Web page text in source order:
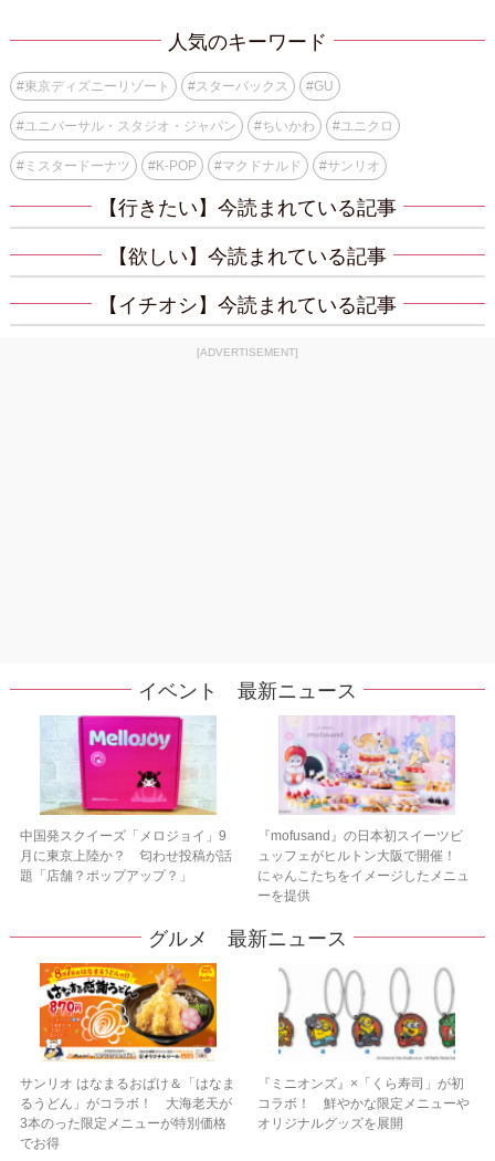
人気のキーワード
#東京ディズニーリゾート #スターバックス #GU
#ユニバーサル・スタジオ・ジャパン #ちいかわ #ユニクロ
#ミスタードーナツ #K-POP #マクドナルド #サンリオ
【行きたい】今読まれている記事
【欲しい】今読まれている記事
【イチオシ】今読まれている記事
[ADVERTISEMENT]
イベント 最新ニュース
中国発スクイーズ「メロジョイ」9
月に東京上陸か？ 匂わせ投稿が話
題「店舗？ポップアップ？」
『mofusand』の日本初スイーツビ
ュッフェがヒルトン大阪で開催！
にゃんこたちをイメージしたメニュ
ーを提供
グルメ 最新ニュース
サンリオ はなまるおばけ＆「はなま
るうどん」がコラボ！ 大海老天が
3本のった限定メニューが特別価格
でお得
『ミニオンズ』×「くら寿司」が初
コラボ！ 鮮やかな限定メニューや
オリジナルグッズを展開